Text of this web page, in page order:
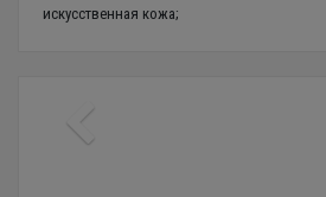
искусственная кожа;